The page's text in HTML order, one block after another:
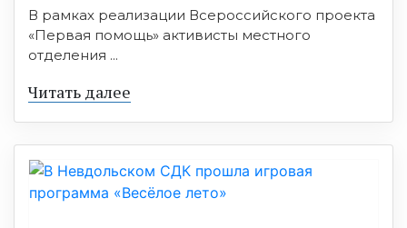
В рамках реализации Всероссийского проекта
«Первая помощь» активисты местного
отделения ...
Читать далее